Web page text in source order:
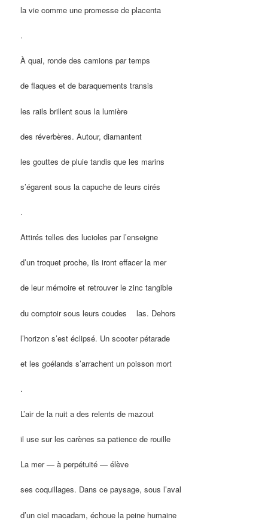
la vie comme une promesse de placenta
.
À quai, ronde des camions par temps
de flaques et de baraquements transis
les rails brillent sous la lumière
des réverbères. Autour, diamantent
les gouttes de pluie tandis que les marins
s’égarent sous la capuche de leurs cirés
.
Attirés telles des lucioles par l’enseigne
d’un troquet proche, ils iront effacer la mer
de leur mémoire et retrouver le zinc tangible
du comptoir sous leurs coudes las. Dehors
l’horizon s’est éclipsé. Un scooter pétarade
et les goélands s’arrachent un poisson mort
.
L’air de la nuit a des relents de mazout
il use sur les carènes sa patience de rouille
La mer — à perpétuité — élève
ses coquillages. Dans ce paysage, sous l’aval
d’un ciel macadam, échoue la peine humaine